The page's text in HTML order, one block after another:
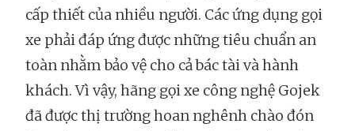
cấp thiết của nhiều người. Các ứng dụng gọi
xe phải đáp ứng được những tiêu chuẩn an
toàn nhằm bảo vệ cho cả bác tài và hành
khách. Vì vậy, hãng gọi xe công nghệ Gojek
đã được thị trường hoan nghênh chào đón